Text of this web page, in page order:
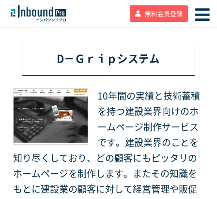
無料会員登録
D－Ｇｒｉｐシステム
10年間の実績と技術蓄積
を持つ建設業界向けのホ
ームページ制作サービス
です。建設業界のことを
知り尽くしており、どの顧客にもピッタリの
ホームページを制作します。またその知識を
もとに建設業の顧客に対して経営管理や販促